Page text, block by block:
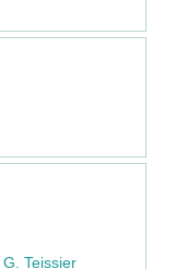
G. Teissier